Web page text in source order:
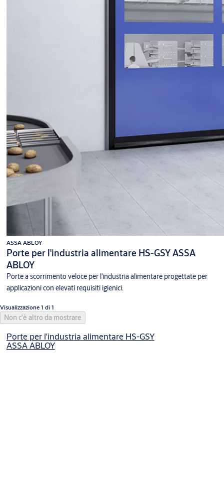
ASSA ABLOY
Porte per l'industria alimentare HS-GSY ASSA
ABLOY
Porte a scorrimento veloce per l'industria alimentare progettate per
applicazioni con elevati requisiti igienici.
Visualizzazione 1 di 1
Non c'è altro da mostrare
Porte per l'industria alimentare HS-GSY
ASSA ABLOY